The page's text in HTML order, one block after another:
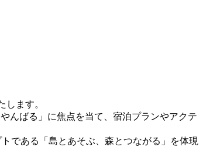
ます。
んばる」に焦点を当て、宿泊プランやアクテ
である「島とあそぶ、森とつながる」を体現